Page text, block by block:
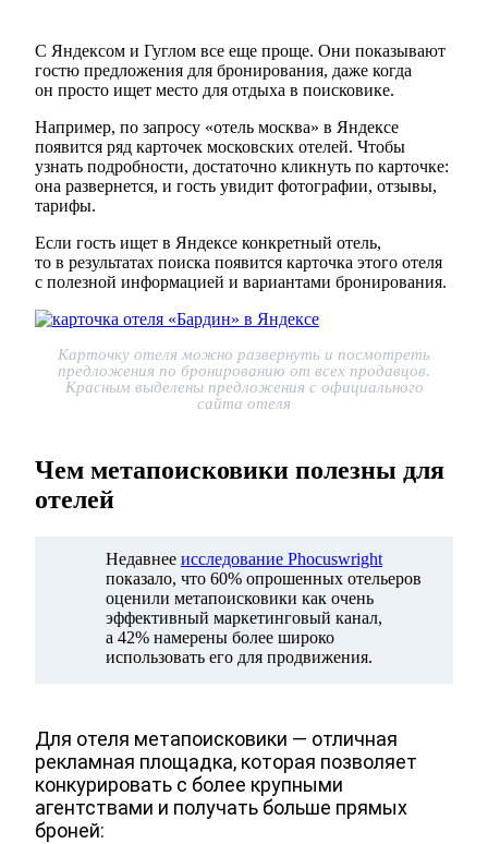
С Яндексом и Гуглом все еще проще. Они показывают
гостю предложения для бронирования, даже когда
он просто ищет место для отдыха в поисковике.
Например, по запросу «отель москва» в Яндексе
появится ряд карточек московских отелей. Чтобы
узнать подробности, достаточно кликнуть по карточке:
она развернется, и гость увидит фотографии, отзывы,
тарифы.
Если гость ищет в Яндексе конкретный отель,
то в результатах поиска появится карточка этого отеля
с полезной информацией и вариантами бронирования.
Карточку отеля можно развернуть и посмотреть
предложения по бронированию от всех продавцов.
Красным выделены предложения с официального
сайта отеля
Чем метапоисковики полезны для
отелей
Недавнее исследование Phocuswright
показало, что 60% опрошенных отельеров
оценили метапоисковики как очень
эффективный маркетинговый канал,
а 42% намерены более широко
использовать его для продвижения.
Для отеля метапоисковики — отличная
рекламная площадка, которая позволяет
конкурировать с более крупными
агентствами и получать больше прямых
броней: